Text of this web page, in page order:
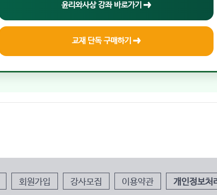
윤리와사상 강좌 바로가기 ➔
교재 단독 구매하기 ➔
회원가입 강사모집 이용약관 개인정보처